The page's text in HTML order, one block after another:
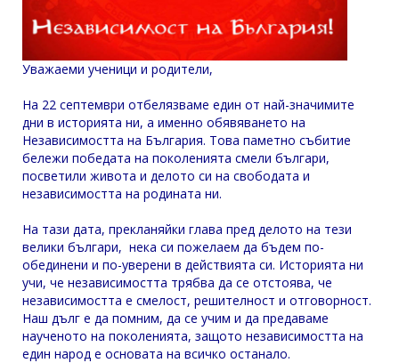
Уважаеми ученици и родители,
На 22 септември отбелязваме един от най-значимите
дни в историята ни, а именно обявяването на
Независимостта на България. Това паметно събитие
бележи победата на поколенията смели българи,
посветили живота и делото си на свободата и
независимостта на родината ни.
На тази дата, прекланяйки глава пред делото на тези
велики българи, нека си пожелаем да бъдем по-
обединени и по-уверени в действията си. Историята ни
учи, че независимостта трябва да се отстоява, че
независимостта е смелост, решителност и отговорност.
Наш дълг е да помним, да се учим и да предаваме
наученото на поколенията, защото независимостта на
един народ е основата на всичко останало.